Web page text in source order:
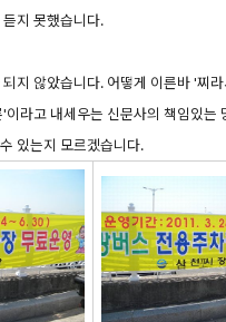
지 못했습니다.
지 않았습니다. 어떻게 이른바 '찌
라고 내세우는 신문사의 책임있는
있는지 모르겠습니다.